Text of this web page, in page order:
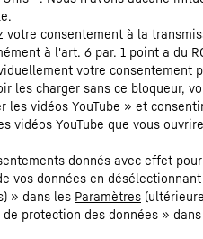
votre consentement à la
à l'art. 6 par. 1 point a du
votre consentement
les charger sans ce bloqueur,
vidéos YouTube » et
vidéos YouTube que vous
donnés avec effet
vos données en
» dans les Paramètres
protection des données »